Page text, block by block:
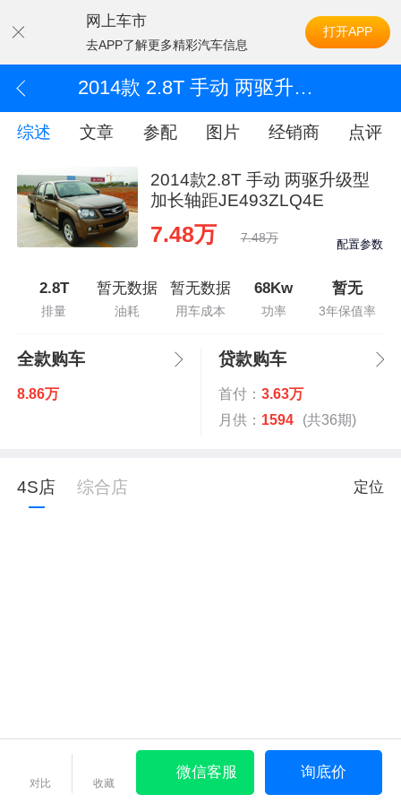
网上车市
去APP了解更多精彩汽车信息
打开APP
2014款 2.8T 手动 两驱升级型加长轴距JE493ZLQ4E
综述 文章 参配 图片 经销商 点评
2014款2.8T 手动 两驱升级型
加长轴距JE493ZLQ4E
7.48万 7.48万 配置参数
2.8T
排量
暂无数据
油耗
暂无数据
用车成本
68Kw
功率
暂无
3年保值率
全款购车
8.86万
贷款购车
首付： 3.63万
月供： 1594 (共36期)
4S店 综合店 定位
对比 收藏
微信客服 询底价